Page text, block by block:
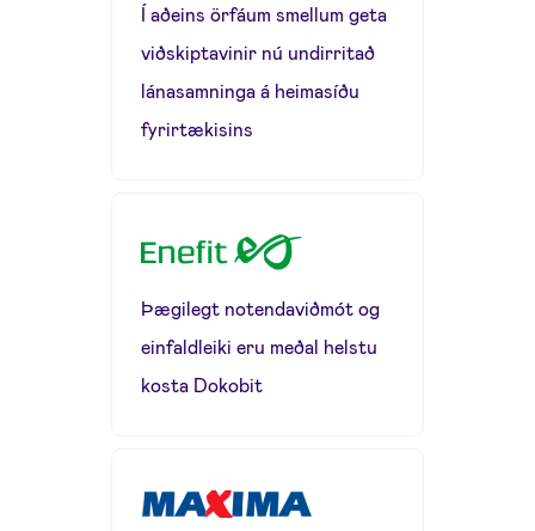
Í aðeins örfáum smellum geta
viðskiptavinir nú undirritað
lánasamninga á heimasíðu
fyrirtækisins
Þægilegt notendaviðmót og
einfaldleiki eru meðal helstu
kosta Dokobit